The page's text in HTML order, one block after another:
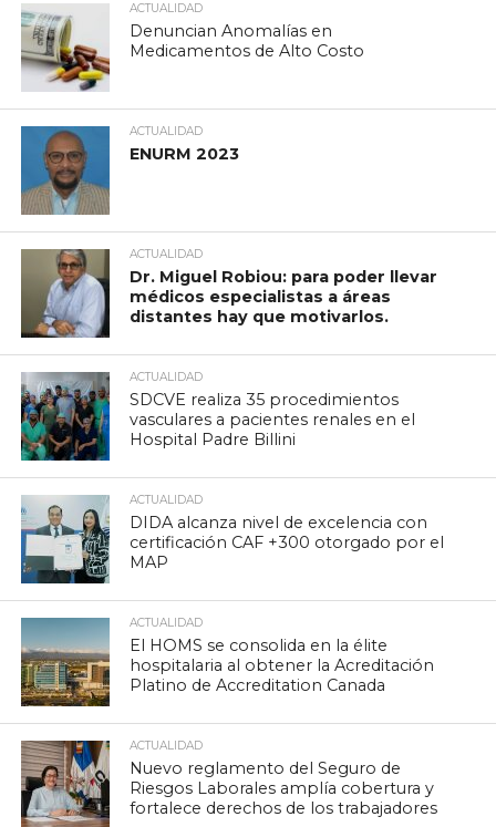
ACTUALIDAD
Denuncian Anomalías en
Medicamentos de Alto Costo
ACTUALIDAD
ENURM 2023
ACTUALIDAD
Dr. Miguel Robiou: para poder llevar
médicos especialistas a áreas
distantes hay que motivarlos.
ACTUALIDAD
SDCVE realiza 35 procedimientos
vasculares a pacientes renales en el
Hospital Padre Billini
ACTUALIDAD
DIDA alcanza nivel de excelencia con
certificación CAF +300 otorgado por el
MAP
ACTUALIDAD
El HOMS se consolida en la élite
hospitalaria al obtener la Acreditación
Platino de Accreditation Canada
ACTUALIDAD
Nuevo reglamento del Seguro de
Riesgos Laborales amplía cobertura y
fortalece derechos de los trabajadores